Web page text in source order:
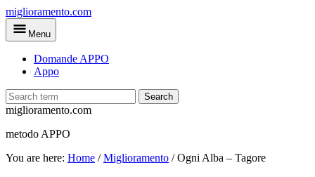
Skip
to
main
miglioramento.com
Menu
Domande APPO
Appo
Search
miglioramento.com
metodo APPO
You are here: Home /Miglioramento /Ogni Alba – Tagore